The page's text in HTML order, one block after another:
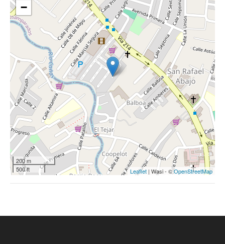
−
200 m
500 ft
Leaflet | Wasi - ©OpenStreetMap